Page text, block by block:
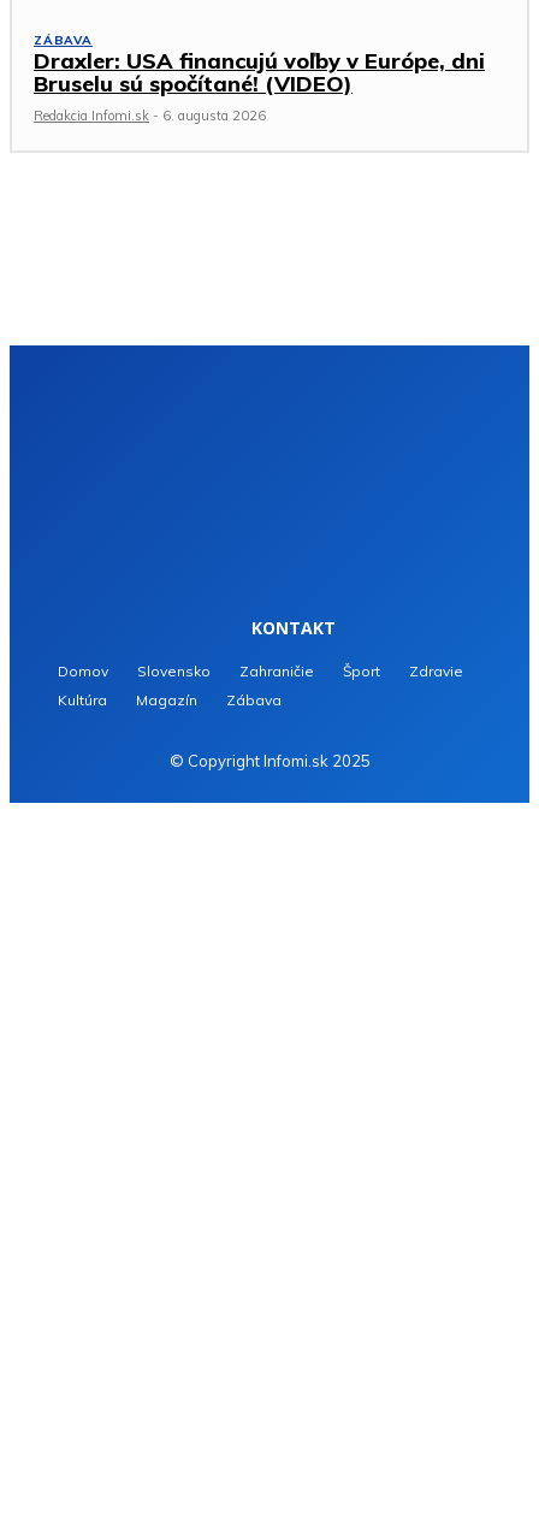
ZÁBAVA
Draxler: USA financujú voľby v Európe, dni
Bruselu sú spočítané! (VIDEO)
Redakcia Infomi.sk - 6. augusta 2026
KONTAKT
Domov Slovensko Zahraničie Šport
Zdravie
Kultúra
Magazín Zábava
© Copyright Infomi.sk 2025